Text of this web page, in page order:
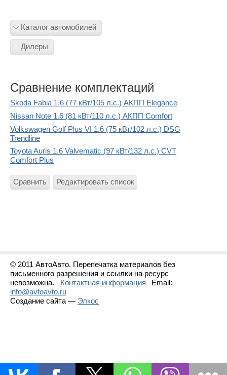
Каталог автомобилей
Дилеры
Сравнение комплектаций
Skoda Fabia 1.6 (77 кВт/105 л.с.) АКПП Elegance
Nissan Note 1.6 (81 кВт/110 л.с.) АКПП Comfort
Volkswagen Golf Plus VI 1.6 (75 кВт/102 л.с.) DSG
Trendline
Toyota Auris 1.6 Valvematic (97 кВт/132 л.с.) CVT
Comfort Plus
Сравнить Редактировать список
© 2011 АвтоАвто. Перепечатка материалов без
письменного разрешения и ссылки на ресурс
невозможна.
Контактная информация
Email:
info@avtoavto.ru
Создание сайта — Элкос